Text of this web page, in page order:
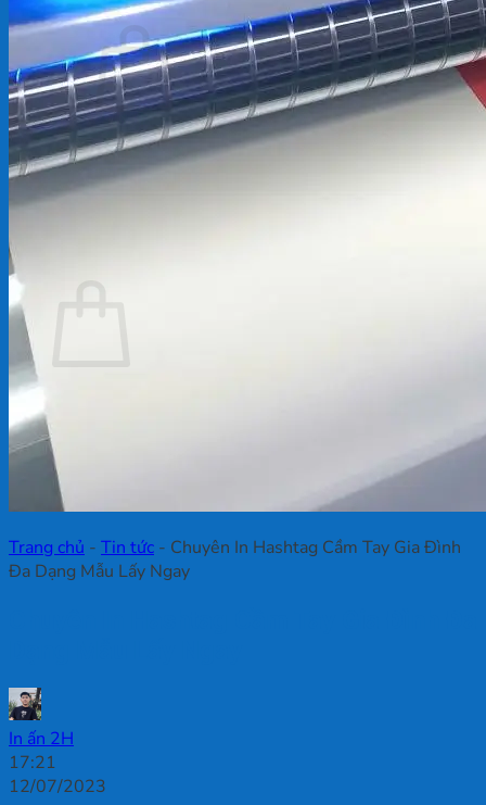
Giỏ hàng /0₫
Chưa có sản phẩm trong giỏ hàng.
Quay trở lại cửa hàng
Quay trở lại cửa hàng
Trang chủ - Tin tức - Chuyên In Hashtag Cầm Tay Gia Đình
Đa Dạng Mẫu Lấy Ngay
In ấn 2H
17:21
12/07/2023